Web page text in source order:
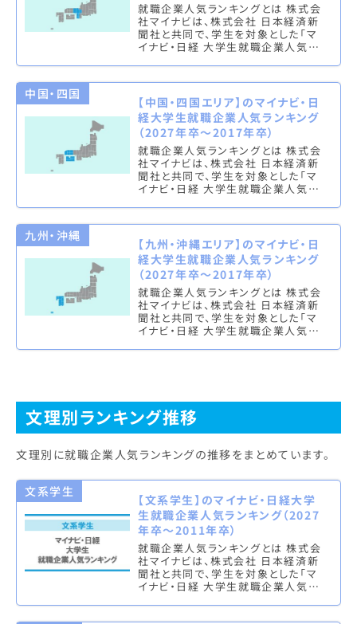
就職企業人気ランキングとは 株式会
社マイナビは、株式会社 日本経済新
聞社と共同で、学生を対象とした「マ
イナビ・日経 大学生就職企業人気ラ
中国・四国
【中国・四国エリア】のマイナビ・日
経大学生就職企業人気ランキング
（2027年卒～2017年卒）
就職企業人気ランキングとは 株式会
社マイナビは、株式会社 日本経済新
聞社と共同で、学生を対象とした「マ
イナビ・日経 大学生就職企業人気ラ
九州・沖縄
【九州・沖縄エリア】のマイナビ・日
経大学生就職企業人気ランキング
（2027年卒～2017年卒）
就職企業人気ランキングとは 株式会
社マイナビは、株式会社 日本経済新
聞社と共同で、学生を対象とした「マ
イナビ・日経 大学生就職企業人気ラ
文理別ランキング推移
文理別に就職企業人気ランキングの推移をまとめています。
文系学生
【文系学生】のマイナビ・日経大学
生就職企業人気ランキング（2027
年卒～2011年卒）
就職企業人気ランキングとは 株式会
社マイナビは、株式会社 日本経済新
聞社と共同で、学生を対象とした「マ
イナビ・日経 大学生就職企業人気ラ